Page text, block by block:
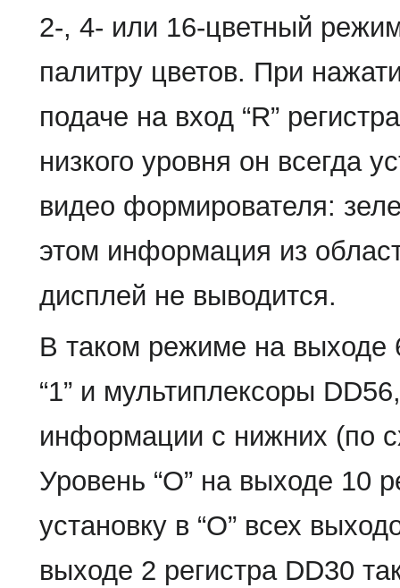
2-, 4- или 16-цветный
палитру цветов. При
подаче на вход “R”
низкого уровня он всегда
видео формирователя:
этом информация из
дисплей не выводится.
В таком режиме на выходе
“1” и мультиплексоры
информации с нижних (по
Уровень “О” на выходе 10
установку в “О” всех
выходе 2 регистра DD30